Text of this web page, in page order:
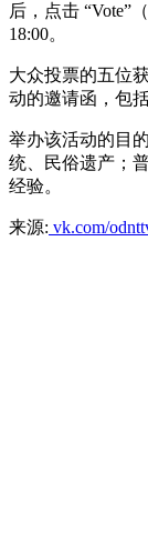
后，点击 “Vote”
18:00。
大众投票的五位
动的邀请函，包
举办该活动的目
统、民俗遗产；
经验。
来源: vk.com/